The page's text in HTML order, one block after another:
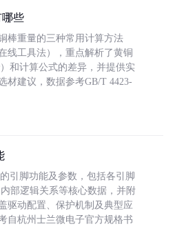
些
棒重量的三种常用计算方法
线工具法），重点解析了黄铜
和计算公式的差异，并提供实
材建议，数据参考GB/T 4423-
引脚功能及参数，包括各引脚
部逻辑关系等核心数据，并附
驱动配置、保护机制及典型应
自杭州士兰微电子官方规格书